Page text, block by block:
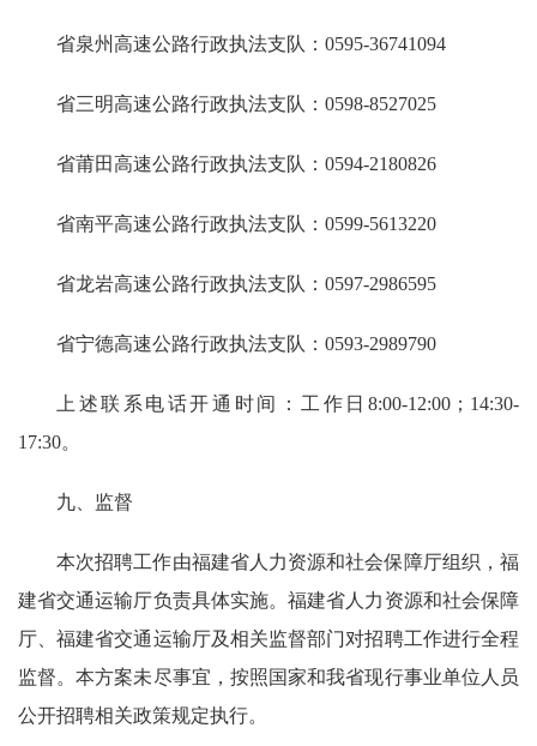
省泉州高速公路行政执法支队：0595-36741094
省三明高速公路行政执法支队：0598-8527025
省莆田高速公路行政执法支队：0594-2180826
省南平高速公路行政执法支队：0599-5613220
省龙岩高速公路行政执法支队：0597-2986595
省宁德高速公路行政执法支队：0593-2989790
上述联系电话开通时间：工作日8:00-12:00；14:30-
17:30。
九、监督
本次招聘工作由福建省人力资源和社会保障厅组织，福
建省交通运输厅负责具体实施。福建省人力资源和社会保障
厅、福建省交通运输厅及相关监督部门对招聘工作进行全程
监督。本方案未尽事宜，按照国家和我省现行事业单位人员
公开招聘相关政策规定执行。